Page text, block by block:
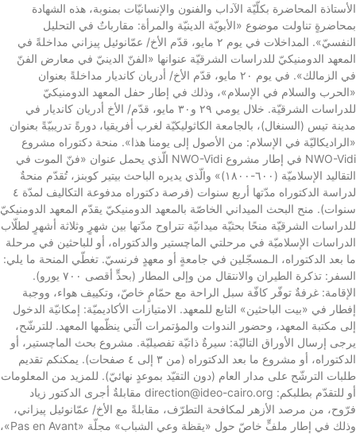
الأستاذة المحاضرة بكلّيّة الآداب والفنون والإنسانيّات بمنوبة، هذه الشهادة
بمحاضرةٍ تناولت موضوع «الأبويّة الدينيّة والمرأة: مقارباتٌ في التحليل
النفسيّ». المداخلات في يوم ٢ مايو، قدّم الأخ/ عمّانوئيل پيزاني مداخلةً في
المعهد الدومنيكيّ للدراسات الشرقيّة عنوانها «الفنّ الدينيّ في معارض الفنّ
في الزمالك». في يوم ٢٠ مايو، قدّم الأخ/ أدريان كانديار مداخلةً بعنوان
«الحرب والسلام في الإسلام»، وذلك في إطار حفل المعهد الدومنيكيّ
للدراسات الشرقيّة. خلال يومي ٢٩ و٣٠ مايو، قدّم/ الأخ أدريان كانديار في
مدينة تيس (السنغال)، بالجامعة الكاثوليكيّة لغرب أفريقيا، دورةً تدريبيّةً بعنوان
«الراديكاليّة في الإسلام: من الأصول إلى يومنا هذا». منحة دكتوراه مشروع
NWO-Vidi في إطار مشروع NWO-Vidi الّذي يحمل عنوان «فنّ الموت في
التقاليد الإسلاميّة (٦٠٠-١٨٠٠)» والّذي يديره الباحث بيتير كوبنز، تُقدّم منحةٌ
لدراسة الدكتوراه مدّتها أربع سنوات (فرصة دكتوراه مدفوعة التكاليف لمدّة ٤
سنوات). منح البحث الميداني الخاصّة بالمعهد الدومنيكيّ يقدّم المعهد الدومنيكيّ
للدراسات الشرقيّة منحًا بحثيّة ميدانيّة تتراوح مدّتها بين شهرٍ وثلاثة أشهرٍ لطلّاب
الدراسات الإسلاميّة في مرحلتي الماچستير والدكتوراه، أو للباحثين في مرحلة
ما بعد الدكتوراه، الـمسجّلين في جامعةٍ أو معهدٍ فرنسيّ. تغطّي المنحة ما يلي:
السفر: تذكرة الطيران والانتقال من وإلى المطار (بحدٍّ أقصى ٧٠٠ يورو).
الإقامة: غرفةٌ توفّر كافّة سبل الراحة مع حمّامٍ خاصّ، وتكييف هواء، ووجبة
إفطار في «بيت الباحثين» التابع للمعهد. الامتيازات الأكاديميّة: إمكانيّة الدخول
إلى مكتبة المعهد، وحضور الندوات والمؤتمرات الّتي ينظّمها المعهد. للترشّح،
يرجى إرسال الأوراق التاليّة: سيرةٌ ذاتيّة تفصيليّة. مشروع بحث الماچستير، أو
الدكتوراه، أو مشروع ما بعد الدكتوراه (من ٣ إلى ٤ صفحات). يمكنكم تقديم
طلبات الترشّح على مدار العام (دون التقيّد بموعدٍ نهائيّ). للمزيد من المعلومات
أو للتقدّم بطلبكم: direction@ideo-cairo.org مقابلةٌ أجرى الدكتور زياد
فرّوح، من مرصد الأزهر لمكافحة التطرّف، مقابلةً مع الأخ/ عمّانوئيل پيزاني،
وذلك في إطار ملفٍّ خاصّ حول «يقظة وعي الشباب» مجلّة «Pas en Avant»،